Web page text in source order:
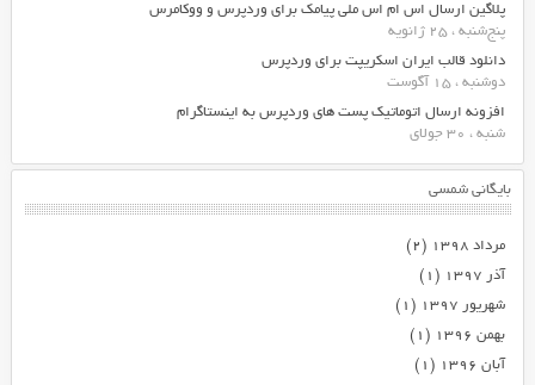
پلاگین ارسال اس ام اس ملی پیامک برای وردپرس و ووکامرس
پنج‌شنبه ، 25 ژانویه
دانلود قالب ایران اسکریپت برای وردپرس
دوشنبه ، 15 آگوست
افزونه ارسال اتوماتیک پست های وردپرس به اینستاگرام
شنبه ، 30 جولای
بایگانی شمسی
مرداد ۱۳۹۸
(۲)
آذر ۱۳۹۷
(۱)
شهریور ۱۳۹۷
(۱)
بهمن ۱۳۹۶
(۱)
آبان ۱۳۹۶
(۱)